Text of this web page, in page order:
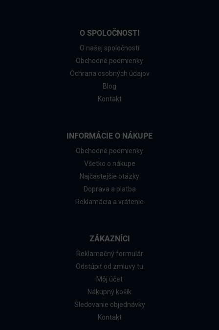
O SPOLOČNOSTI
O našej spoločnosti
Obchodné podmienky
Ochrana osobných údajov
Blog
Kontakt
INFORMÁCIE O NÁKUPE
Obchodné podmienky
Všetko o nákupe
Najčastejšie otázky
Doprava a platba
Reklamácia a vrátenie
ZÁKAZNÍCI
Reklamačný formulár
Odstúpiť od zmluvy tu
Môj účet
Nákupný košík
Sledovanie objednávky
Kontakt